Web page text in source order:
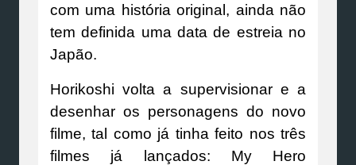
com uma história original, ainda não
tem definida uma data de estreia no
Japão.
Horikoshi volta a supervisionar e a
desenhar os personagens do novo
filme, tal como já tinha feito nos três
filmes já lançados: My Hero